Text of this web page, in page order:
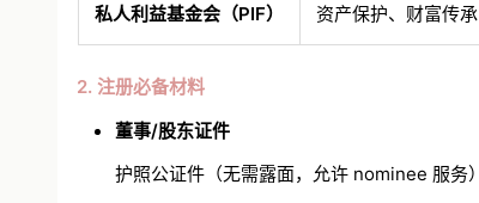
私人利益基金会（PIF） 资产保护、财富传承
2. 注册必备材料
董事/股东证件
护照公证件（无需露面，允许 nominee 服务）